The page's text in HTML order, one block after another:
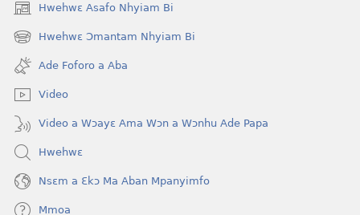
Hwehwɛ Asafo Nhyiam Bi
(opens
new
window)
Hwehwɛ Ɔmantam Nhyiam Bi
(opens
new
window)
Ade Foforo a Aba
Video
Video a Wɔayɛ Ama Wɔn a Wɔnhu Ade Papa
Hwehwɛ
Nsɛm a Ɛkɔ Ma Aban Mpanyimfo
Mmoa